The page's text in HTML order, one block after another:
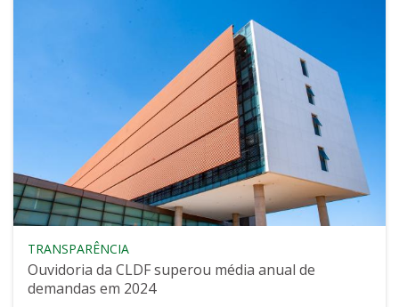
TRANSPARÊNCIA
Ouvidoria da CLDF superou média anual de
demandas em 2024